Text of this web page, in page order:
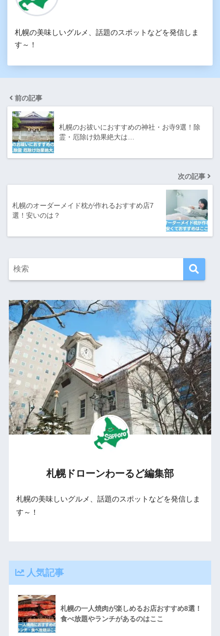
札幌の美味しいグルメ、話題のスポットなどを発信しま
す～！
前の記事
札幌のお祓いにおすすめの神社・お寺9選！除
霊・厄除け効果絶大は…
次の記事
札幌のオーダーメイド枕が作れるおすすめ店7
選！安いのは？
札幌ドローンわーるど編集部
札幌の美味しいグルメ、話題のスポットなどを発信しま
す～！
人気記事
札幌の一人焼肉が楽しめるお店おすすめ8選！
食べ放題やランチがあるのはここ